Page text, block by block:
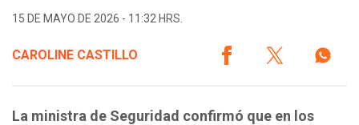
15 DE MAYO DE 2026 - 11:32 HRS.
CAROLINE CASTILLO
La ministra de Seguridad confirmó que en los